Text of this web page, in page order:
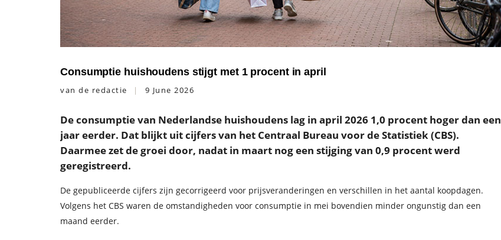
Consumptie huishoudens stijgt met 1 procent in april
van de redactie 9 June 2026
De consumptie van Nederlandse huishoudens lag in april 2026 1,0 procent hoger dan een
jaar eerder. Dat blijkt uit cijfers van het Centraal Bureau voor de Statistiek (CBS).
Daarmee zet de groei door, nadat in maart nog een stijging van 0,9 procent werd
geregistreerd.
De gepubliceerde cijfers zijn gecorrigeerd voor prijsveranderingen en verschillen in het aantal koopdagen.
Volgens het CBS waren de omstandigheden voor consumptie in mei bovendien minder ongunstig dan een
maand eerder.